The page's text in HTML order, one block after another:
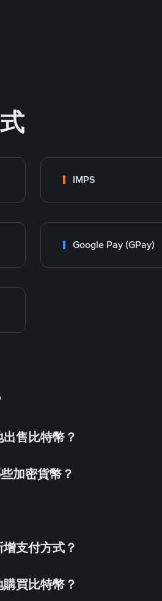
IMPS
Google Pay (GPay)
售比特幣？
加密貨幣？
支付方式？
買比特幣？